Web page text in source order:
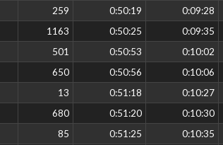
259 0:50:19 0:09:28
1163 0:50:25 0:09:35
501 0:50:53 0:10:02
650 0:50:56 0:10:06
13 0:51:18 0:10:27
680 0:51:20 0:10:30
85 0:51:25 0:10:35